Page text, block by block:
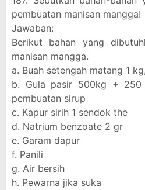
pembuatan manisan mangga!
Jawaban:
Berikut bahan yang
manisan mangga.
a. Buah setengah matang 1
b. Gula pasir 500kg +
pembuatan sirup
c. Kapur sirih 1 sendok the
d. Natrium benzoate 2 gr
e. Garam dapur
f. Panili
g. Air bersih
h. Pewarna jika suka